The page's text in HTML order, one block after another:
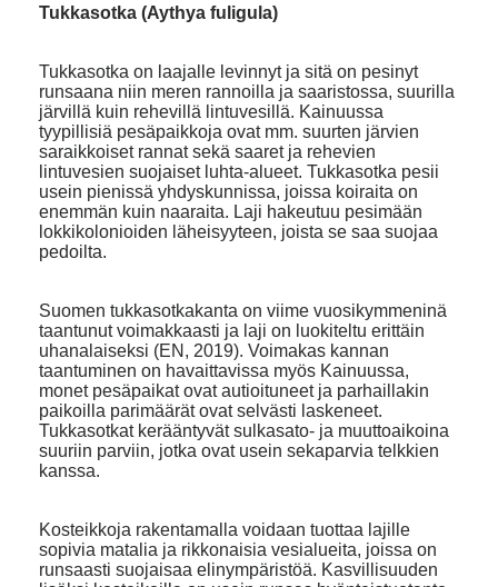
Tukkasotka (Aythya fuligula)
Tukkasotka on laajalle levinnyt ja sitä on pesinyt
runsaana niin meren rannoilla ja saaristossa, suurilla
järvillä kuin rehevillä lintuvesillä. Kainuussa
tyypillisiä pesäpaikkoja ovat mm. suurten järvien
saraikkoiset rannat sekä saaret ja rehevien
lintuvesien suojaiset luhta-alueet. Tukkasotka pesii
usein pienissä yhdyskunnissa, joissa koiraita on
enemmän kuin naaraita. Laji hakeutuu pesimään
lokkikolonioiden läheisyyteen, joista se saa suojaa
pedoilta.
Suomen tukkasotkakanta on viime vuosikymmeninä
taantunut voimakkaasti ja laji on luokiteltu erittäin
uhanalaiseksi (EN, 2019). Voimakas kannan
taantuminen on havaittavissa myös Kainuussa,
monet pesäpaikat ovat autioituneet ja parhaillakin
paikoilla parimäärät ovat selvästi laskeneet.
Tukkasotkat kerääntyvät sulkasato- ja muuttoaikoina
suuriin parviin, jotka ovat usein sekaparvia telkkien
kanssa.
Kosteikkoja rakentamalla voidaan tuottaa lajille
sopivia matalia ja rikkonaisia vesialueita, joissa on
runsaasti suojaisaa elinympäristöä. Kasvillisuuden